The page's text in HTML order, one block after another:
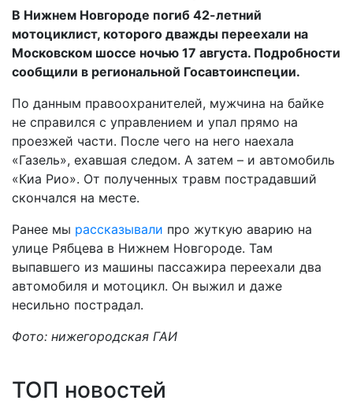
В Нижнем Новгороде погиб 42-летний
мотоциклист, которого дважды переехали на
Московском шоссе ночью 17 августа. Подробности
сообщили в региональной Госавтоинспеции.
По данным правоохранителей, мужчина на байке
не справился с управлением и упал прямо на
проезжей части. После чего на него наехала
«Газель», ехавшая следом. А затем – и автомобиль
«Киа Рио». От полученных травм пострадавший
скончался на месте.
Ранее мы рассказывали про жуткую аварию на
улице Рябцева в Нижнем Новгороде. Там
выпавшего из машины пассажира переехали два
автомобиля и мотоцикл. Он выжил и даже
несильно пострадал.
Фото: нижегородская ГАИ
ТОП новостей